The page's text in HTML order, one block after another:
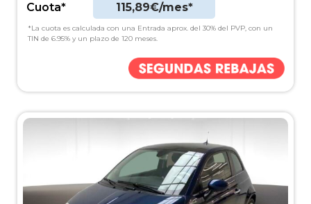
Cuota*
115,89€/mes*
*La cuota es calculada con una Entrada aprox. del 30% del PVP, con un
TIN de 6.95% y un plazo de 120 meses.